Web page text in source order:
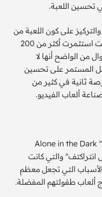
تحسين اللعبة.
على كون اللعبة من
فئة AAA، من المرجح أن يوبيسوفت استثمرت أكثر من 200
من الواضح أنها لا
المستمر على تحسين
ثانية في كثير من
ألعاب الفيديو.
ما حدث مع لعبة "وحيد في الظلام" Alone in the Dark
والتي كانت
هو أحد الأسباب التي تجعل معظم
ألعاب طفولتهم المفضلة.